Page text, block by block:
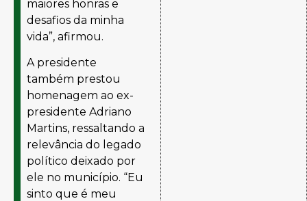
maiores honras e
desafios da minha
vida”, afirmou.
A presidente
também prestou
homenagem ao ex-
presidente Adriano
Martins, ressaltando a
relevância do legado
político deixado por
ele no município. “Eu
sinto que é meu